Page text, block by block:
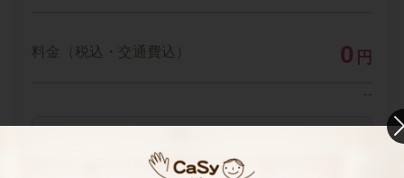
料金（税込・交通費込） 0 円
--